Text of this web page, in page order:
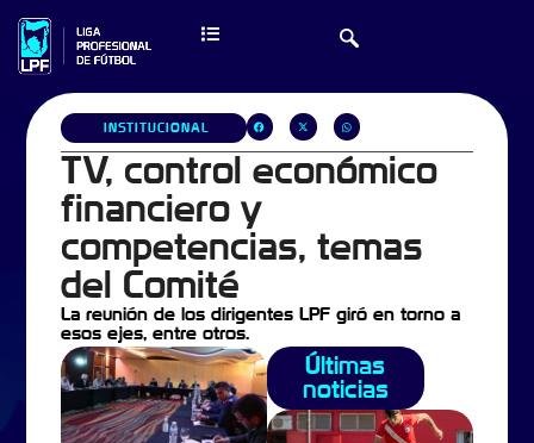
INSTITUCIONAL
TV, control económico
financiero y
competencias, temas
del Comité
La reunión de los dirigentes LPF giró en torno a
esos ejes, entre otros.
Últimas
noticias